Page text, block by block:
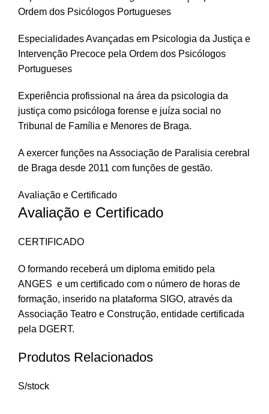
Ordem dos Psicólogos Portugueses
Especialidades Avançadas em Psicologia da Justiça e
Intervenção Precoce pela Ordem dos Psicólogos
Portugueses
Experiência profissional na área da psicologia da
justiça como psicóloga forense e juíza social no
Tribunal de Família e Menores de Braga.
A exercer funções na Associação de Paralisia cerebral
de Braga desde 2011 com funções de gestão.
Avaliação e Certificado
Avaliação e Certificado
CERTIFICADO
O formando receberá um diploma emitido pela
ANGES e um certificado com o número de horas de
formação, inserido na plataforma SIGO, através da
Associação Teatro e Construção, entidade certificada
pela DGERT.
Produtos Relacionados
S/stock